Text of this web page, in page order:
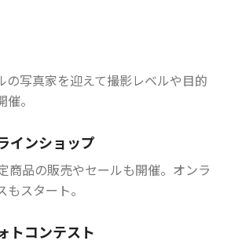
の写真家を迎えて撮影レベルや目的
。
インショップ
商品の販売やセールも開催。オンラ
スタート。
トコンテスト